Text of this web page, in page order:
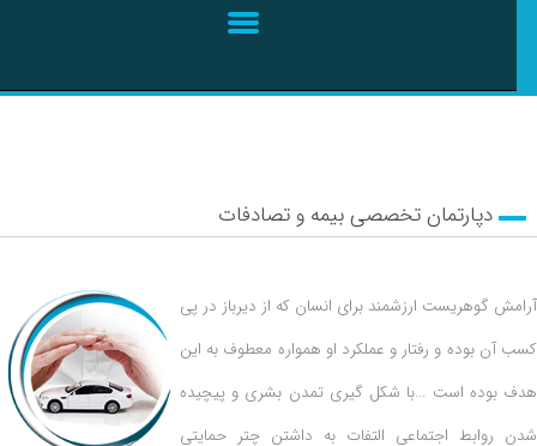
دپارتمان تخصصی بیمه و تصادفات
گوهریست ارزشمند برای انسان که از دیرباز در پی
آن بوده و رفتار و عملکرد او همواره معطوف به این
بوده است ...با شکل گیری تمدن بشری و پیچیده
روابط اجتماعی التفات به داشتن چتر حمایتی